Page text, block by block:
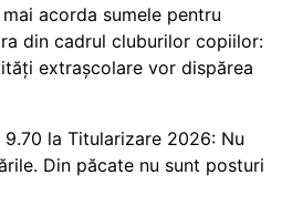
acorda sumele pentru
din cadrul cluburilor copiilor:
extrașcolare vor dispărea
la Titularizare 2026: Nu
Din păcate nu sunt posturi